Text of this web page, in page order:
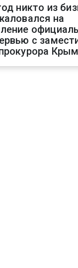
никто из
на
с